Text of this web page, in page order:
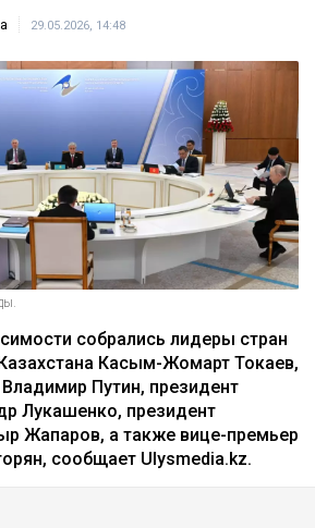
29.05.2026, 14:48
собрались лидеры стран
Касым-Жомарт Токаев,
Путин, президент
Лукашенко, президент
Жапаров, а также вице-премьер
сообщает Ulysmedia.kz.